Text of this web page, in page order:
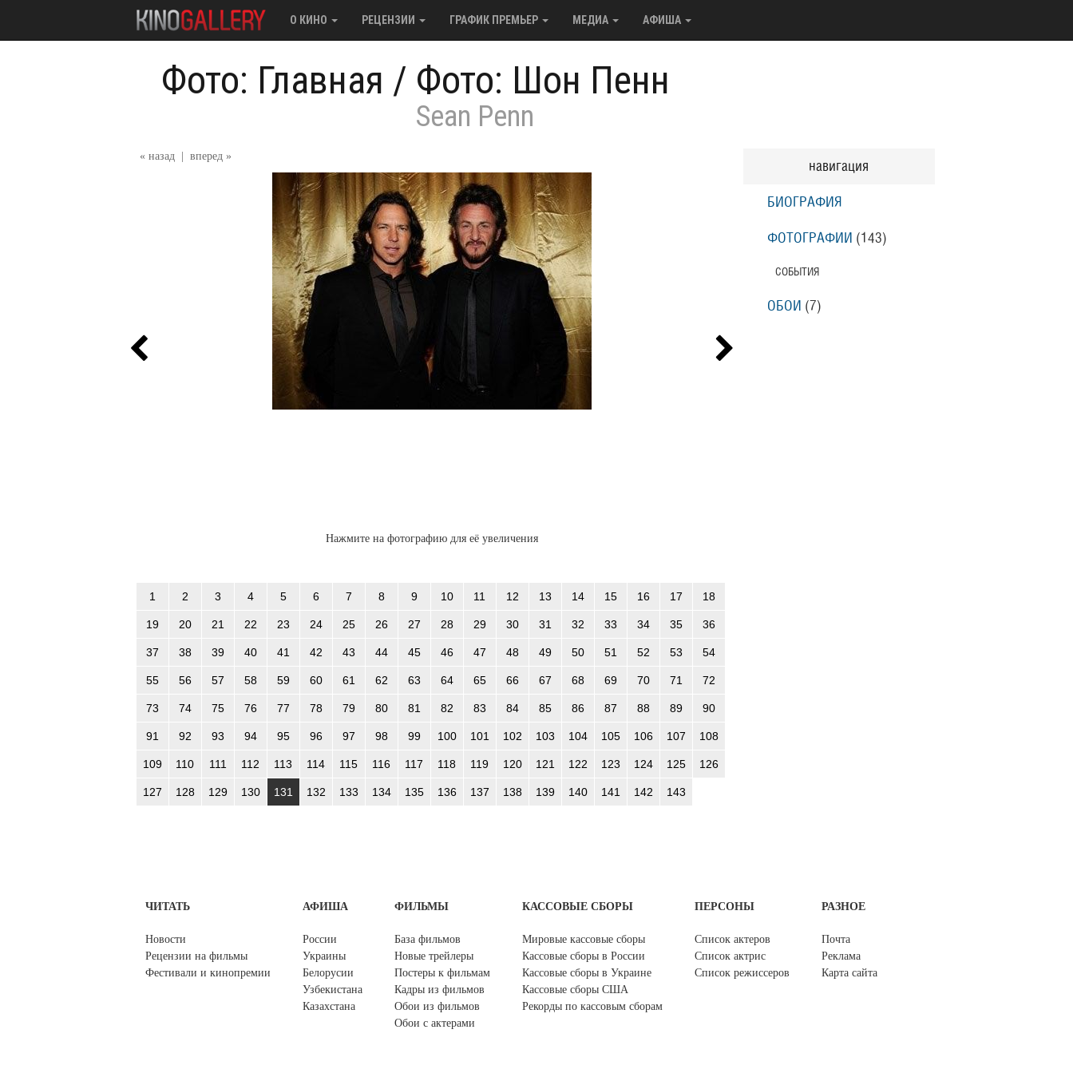
О КИНО РЕЦЕНЗИИ ГРАФИК ПРЕМЬЕР МЕДИА АФИША
Фото: Главная / Фото: Шон Пенн
Sean Penn
« назад вперед »
Нажмите на фотографию для её увеличения
1 2 3 4 5 6 7 8 9 10 11 12 13 14 15 16 17 18
19 20 21 22 23 24 25 26 27 28 29 30 31 32 33 34 35 36
37 38 39 40 41 42 43 44 45 46 47 48 49 50 51 52 53 54
55 56 57 58 59 60 61 62 63 64 65 66 67 68 69 70 71 72
73 74 75 76 77 78 79 80 81 82 83 84 85 86 87 88 89 90
91 92 93 94 95 96 97 98 99 100 101 102 103 104 105 106 107 108
109 110 111 112 113 114 115 116 117 118 119 120 121 122 123 124 125 126
127 128 129 130 131 132 133 134 135 136 137 138 139 140 141 142 143
навигация
БИОГРАФИЯ
ФОТОГРАФИИ (143)
СОБЫТИЯ
ОБОИ (7)
ЧИТАТЬ
Новости
Рецензии на фильмы
Фестивали и кинопремии
АФИША
России
Украины
Белорусии
Узбекистана
Казахстана
ФИЛЬМЫ
База фильмов
Новые трейлеры
Постеры к фильмам
Кадры из фильмов
Обои из фильмов
Обои с актерами
КАССОВЫЕ СБОРЫ
Мировые кассовые сборы
Кассовые сборы в России
Кассовые сборы в Украине
Кассовые сборы США
Рекорды по кассовым сборам
ПЕРСОНЫ
Список актеров
Список актрис
Список режиссеров
РАЗНОЕ
Почта
Реклама
Карта сайта